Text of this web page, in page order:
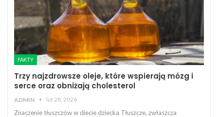
FAKTY
Trzy najzdrowsze oleje, które wspierają mózg i
serce oraz obniżają cholesterol
ADMIN lut 28, 2026
Znaczenie tłuszczów w diecie dziecka Tłuszcze, zwłaszcza